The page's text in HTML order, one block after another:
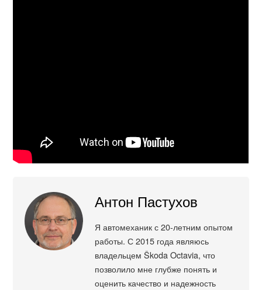
Антон Пастухов
Я автомеханик с 20-летним опытом
работы. С 2015 года являюсь
владельцем Škoda Octavia, что
позволило мне глубже понять и
оценить качество и надежность